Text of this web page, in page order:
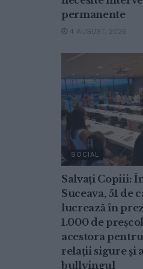
permanente
4 AUGUST, 2026
SOCIAL
Salvați Copiii:
Suceava, 51 de
lucrează în
1.000 de
acestora
relații sigure și
bullyingul